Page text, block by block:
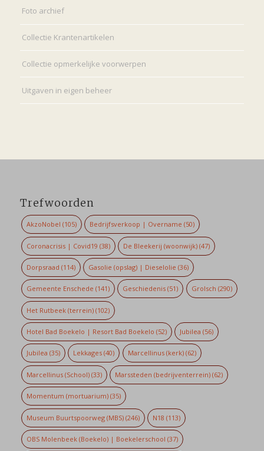
Foto archief
Collectie Krantenartikelen
Collectie opmerkelijke voorwerpen
Uitgaven in eigen beheer
Trefwoorden
AkzoNobel (105) Bedrijfsverkoop | Overname (50)
Coronacrisis | Covid19 (38) De Bleekerij (woonwijk) (47)
Dorpsraad (114) Gasolie (opslag) | Dieselolie (36)
Gemeente Enschede (141) Geschiedenis (51) Grolsch (290)
Het Rutbeek (terrein)(102)
Hotel Bad Boekelo | Resort Bad Boekelo (52) Jubilea (56)
Jubilea (35) Lekkages (40) Marcellinus (kerk)(62)
Marcellinus (School)(33) Marssteden (bedrijventerrein) (62)
Momentum (mortuarium)(35)
Museum Buurtspoorweg (MBS)(246) N18 (113)
OBS Molenbeek (Boekelo) | Boekelerschool (37)